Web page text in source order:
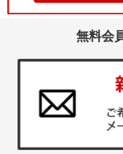
無料会